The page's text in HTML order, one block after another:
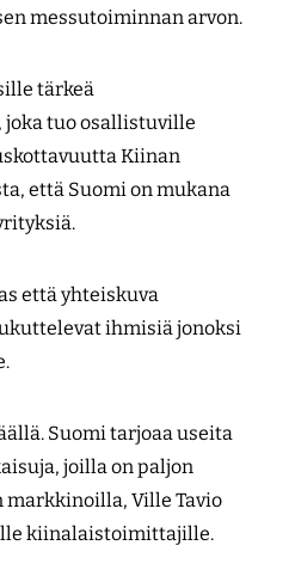
messutoiminnan arvon.
tärkeä
tuo osallistuville
Kiinan
että Suomi on mukana
että yhteiskuva
ihmisiä jonoksi
Suomi tarjoaa useita
joilla on paljon
Ville Tavio
kiinalaistoimittajille.